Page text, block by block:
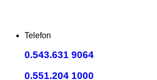
Telefon
0.543.631 9064
0.551.204 1000